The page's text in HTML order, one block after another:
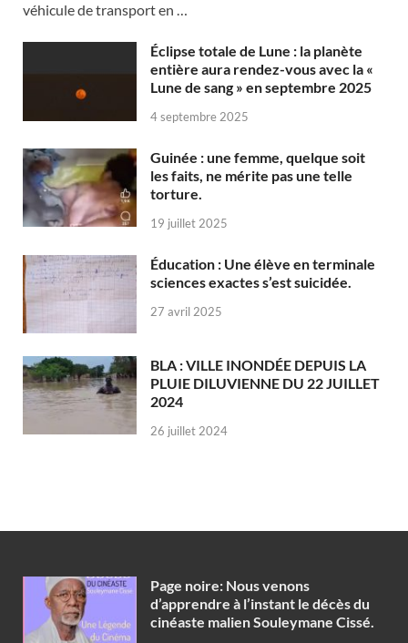
véhicule de transport en …
Éclipse totale de Lune : la planète
entière aura rendez-vous avec la «
Lune de sang » en septembre 2025
4 septembre 2025
Guinée : une femme, quelque soit
les faits, ne mérite pas une telle
torture.
19 juillet 2025
Éducation : Une élève en terminale
sciences exactes s’est suicidée.
27 avril 2025
BLA : VILLE INONDÉE DEPUIS LA
PLUIE DILUVIENNE DU 22 JUILLET
2024
26 juillet 2024
Page noire: Nous venons
d’apprendre à l’instant le décès du
cinéaste malien Souleymane Cissé.